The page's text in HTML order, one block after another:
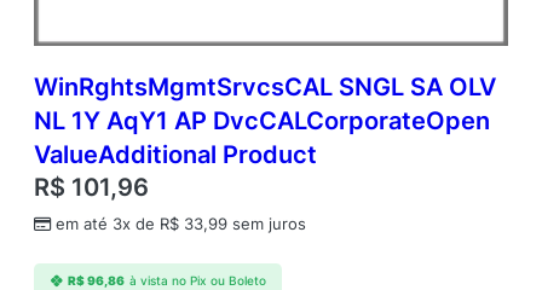
WinRghtsMgmtSrvcsCAL SNGL SA OLV
NL 1Y AqY1 AP DvcCALCorporateOpen
ValueAdditional Product
R$ 101,96
em até 3x de R$ 33,99 sem juros
R$96,86 à vista no Pix ou Boleto